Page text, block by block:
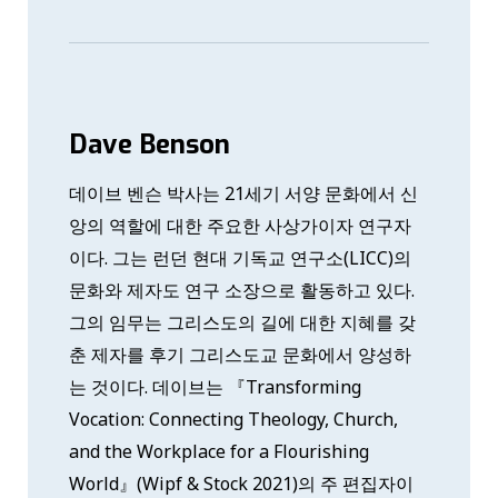
Dave Benson
데이브 벤슨 박사는 21세기 서양 문화에서 신
앙의 역할에 대한 주요한 사상가이자 연구자
이다. 그는 런던 현대 기독교 연구소(LICC)의
문화와 제자도 연구 소장으로 활동하고 있다.
그의 임무는 그리스도의 길에 대한 지혜를 갖
춘 제자를 후기 그리스도교 문화에서 양성하
는 것이다. 데이브는 『Transforming
Vocation: Connecting Theology, Church,
and the Workplace for a Flourishing
World』(Wipf & Stock 2021)의 주 편집자이